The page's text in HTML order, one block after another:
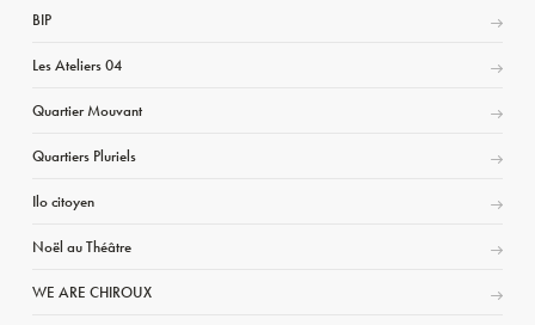
BIP
Les Ateliers 04
Quartier Mouvant
Quartiers Pluriels
Ilo citoyen
Noël au Théâtre
WE ARE CHIROUX